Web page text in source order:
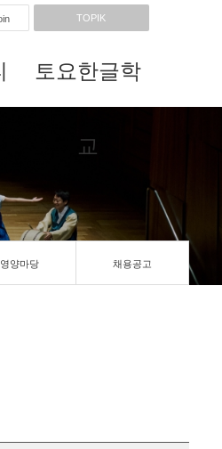
TOPIK
토요한글학
교
영양마당 채용공고